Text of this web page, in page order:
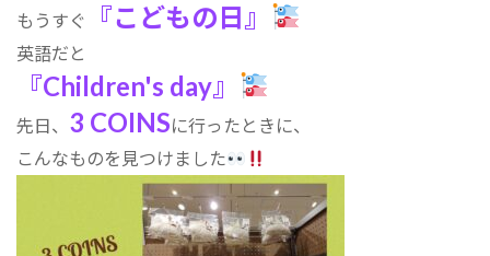
もうすぐ
『こどもの日』
英語だと
『Children's day』
先日、 3 COINSに行ったときに、
こんなものを見つけました